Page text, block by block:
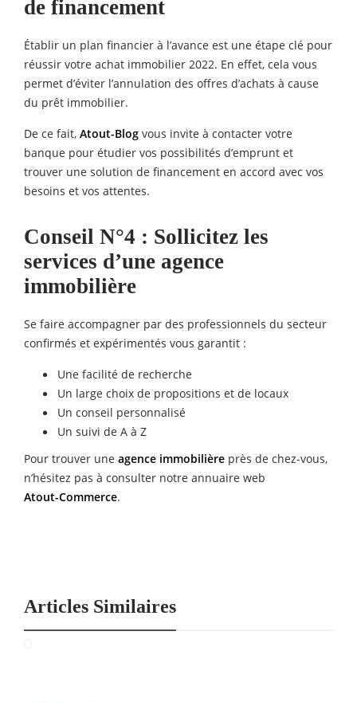
de financement
Établir un plan financier à l’avance est une étape clé pour
réussir votre achat immobilier 2022. En effet, cela vous
permet d’éviter l’annulation des offres d’achats à cause
du prêt immobilier.
De ce fait, Atout-Blog vous invite à contacter votre
banque pour étudier vos possibilités d’emprunt et
trouver une solution de financement en accord avec vos
besoins et vos attentes.
Conseil N°4 : Sollicitez les
services d’une agence
immobilière
Se faire accompagner par des professionnels du secteur
confirmés et expérimentés vous garantit :
Une facilité de recherche
Un large choix de propositions et de locaux
Un conseil personnalisé
Un suivi de A à Z
Pour trouver une agence immobilière près de chez-vous,
n’hésitez pas à consulter notre annuaire web
Atout-Commerce.
Articles Similaires